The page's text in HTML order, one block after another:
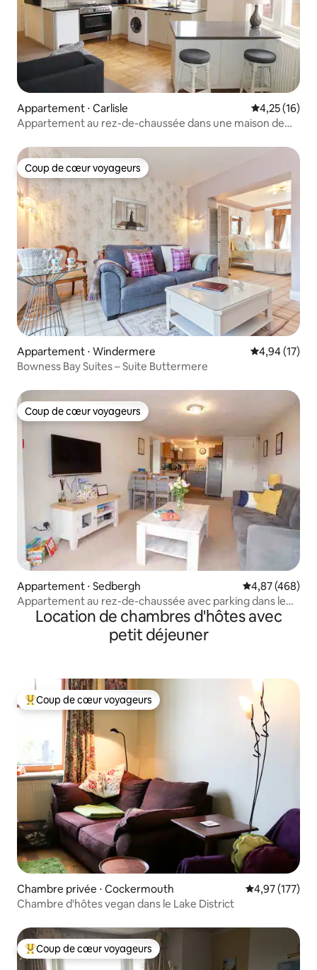
Appartement ⋅ Carlisle Évaluation
4,25 (16)
Appartement au rez-de-chaussée dans une maison de
Coup de cœur voyageurs
Coup de cœur voyageurs
Appartement ⋅ Windermere Évaluation
4,94 (17)
Bowness Bay Suites – Suite Buttermere
Coup de cœur voyageurs
Coup de cœur voyageurs
Appartement ⋅ Sedbergh Évaluation
4,87 (468)
Appartement au rez-de-chaussée avec parking dans le
centre-ville
Location de chambres d'hôtes avec
petit déjeuner
Coups de cœur voyageurs les plus appréciés
Coup de cœur voyageurs
Chambre privée ⋅ Cockermouth Évaluation
4,97 (177)
Chambre d'hôtes vegan dans le Lake District
Coups de cœur voyageurs les plus appréciés
Coup de cœur voyageurs